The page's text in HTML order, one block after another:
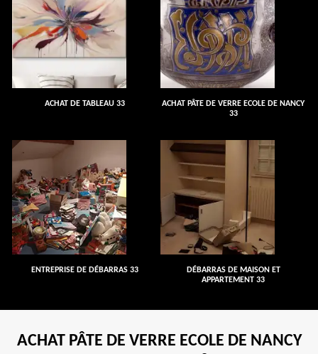
ACHAT DE TABLEAU 33
ACHAT PÂTE DE VERRE ECOLE DE NANCY
33
ENTREPRISE DE DÉBARRAS 33
DÉBARRAS DE MAISON ET
APPARTEMENT 33
ACHAT PÂTE DE VERRE ECOLE DE NANCY